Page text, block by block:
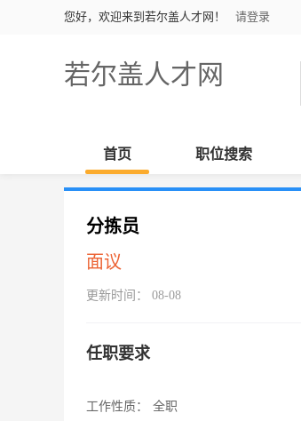
您好，欢迎来到若尔盖人才网！ 请登录
若尔盖人才网
首页 职位搜索
分拣员
面议
更新时间： 08-08
任职要求
工作性质：
全职